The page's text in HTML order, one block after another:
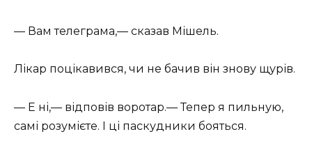
— Вам телеграма,— сказав Мішель.
Лікар поцікавився, чи не бачив він знову щурів.
— Е ні,— відповів воротар.— Тепер я пильную,
самі розумієте. І ці паскудники бояться.